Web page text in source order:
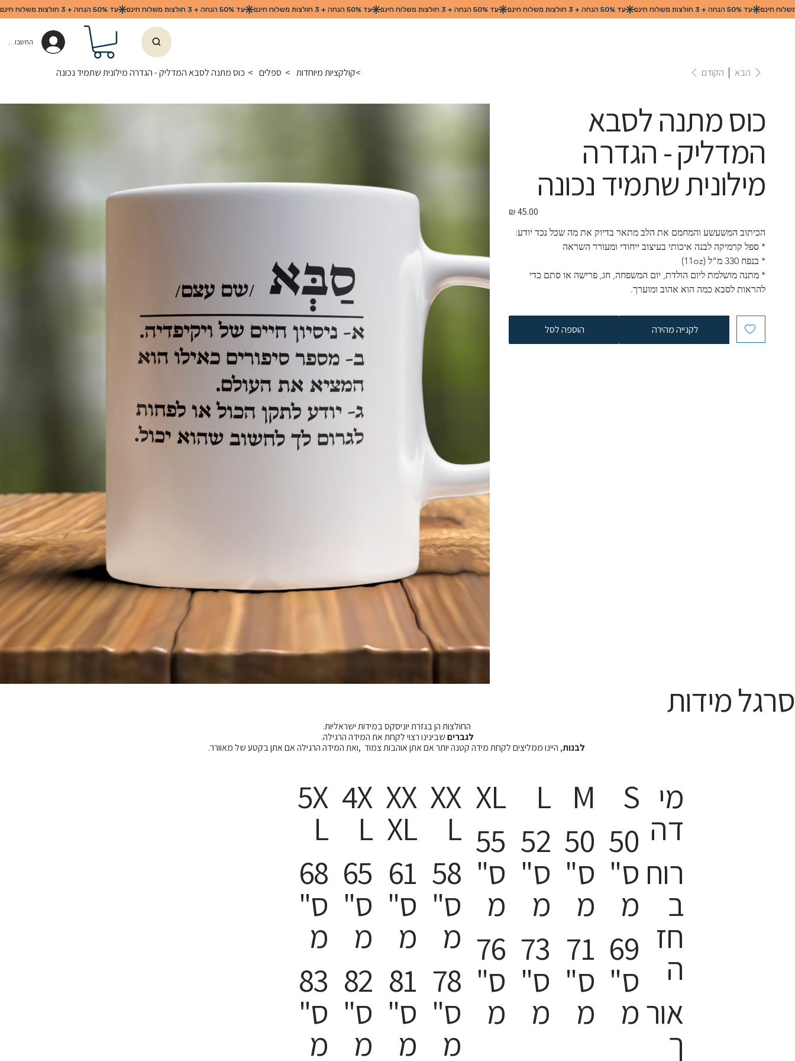
החשבון שלי
>קולקציות מיוחדות > ספלים > כוס מתנה לסבא המדליק - הגדרה מילונית שתמיד נכונה הקודם הבא
כוס מתנה לסבא
המדליק - הגדרה
מילונית שתמיד נכונה
מחיר
הכיתוב המשעשע והמחמם את הלב מתאר בדיוק את מה שכל נכד יודע:
* ספל קרמיקה לבנה איכותי בעיצוב ייחודי ומעורר השראה
* בנפח 330 מ"ל (11oz)
* מתנה מושלמת ליום הולדת, יום המשפחה, חג, פרישה או סתם כדי
להראות לסבא כמה הוא אהוב ומוערך.
הוספה לסל לקנייה מהירה
סרגל מידות
החולצות הן בגזרת יוניסקס במידות ישראליות.
לגבריםשבינינו רצוי לקחת את המידה הרגילה.
לבנות, היינו ממליצים לקחת מידה קטנה יותר אם אתן אוהבות צמוד ,ואת המידה הרגילה אם אתן בקטע של מאוורר.
5X
L
68
ס"
מ
83
ס"
מ
4X
L
65
ס"
מ
82
ס"
מ
XX
XL
61
ס"
מ
81
ס"
מ
XX
L
58
ס"
מ
78
ס"
מ
XL
55
ס"
מ
76
ס"
מ
L
52
ס"
מ
73
ס"
מ
M
50
ס"
מ
71
ס"
מ
S
50
ס"
מ
69
ס"
מ
מי
דה
רוח
ב
חז
ה
אור
ך